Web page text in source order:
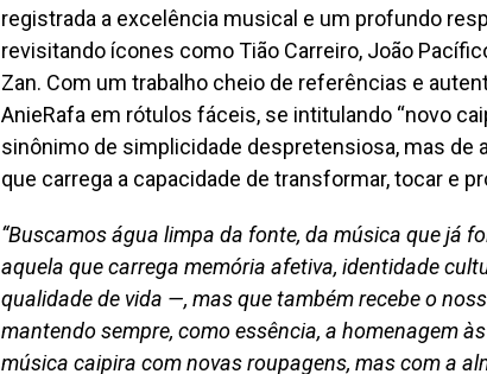
registrada a excelência musical e um profundo
revisitando ícones como Tião Carreiro, João
Zan. Com um trabalho cheio de referências e
AnieRafa em rótulos fáceis, se intitulando “novo
sinônimo de simplicidade despretensiosa, mas de
que carrega a capacidade de transformar, tocar e
“Buscamos água limpa da fonte, da música que já
aquela que carrega memória afetiva, identidade
qualidade de vida —, mas que também recebe o
mantendo sempre, como essência, a homenagem
música caipira com novas roupagens, mas com a